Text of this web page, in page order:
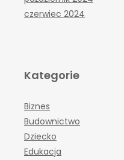
czerwiec 2024
Kategorie
Biznes
Budownictwo
Dziecko
Edukacja